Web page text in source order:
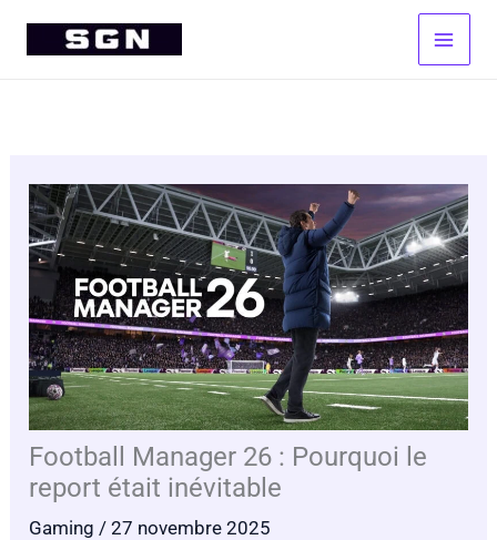
Football Manager 26 : Pourquoi le
report était inévitable
Gaming / 27 novembre 2025